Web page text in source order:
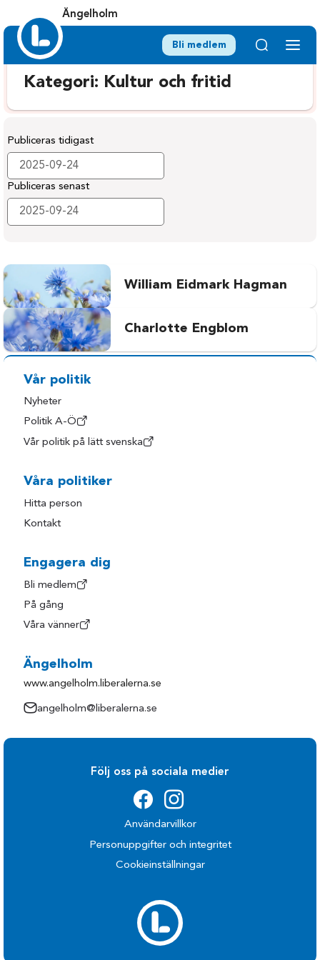
Ängelholm
Bli medlem
Kategori: Kultur och fritid
Publiceras tidigast
Publiceras senast
William Eidmark Hagman
Charlotte Engblom
Vår politik
Nyheter
Politik A-Ö
Vår politik på lätt svenska
Våra politiker
Hitta person
Kontakt
Engagera dig
Bli medlem
På gång
Våra vänner
Ängelholm
www.angelholm.liberalerna.se
angelholm@liberalerna.se
Följ oss på sociala medier
Användarvillkor
Personuppgifter och integritet
Cookieinställningar